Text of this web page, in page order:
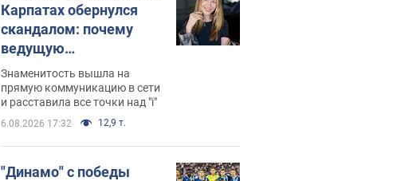
Карпатах обернулся
скандалом: почему
ведущую
несправедливо
захейтили
Знаменитость вышла на
прямую коммуникацию в сети
и расставила все точки над "i"
6.08.2026 17:32 12,9 т.
"Динамо" с победы